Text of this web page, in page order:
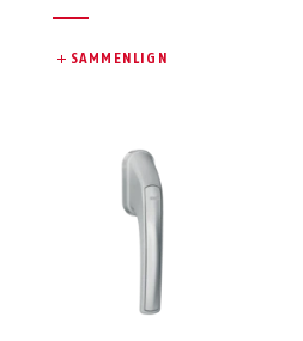
SAMMENLIGN